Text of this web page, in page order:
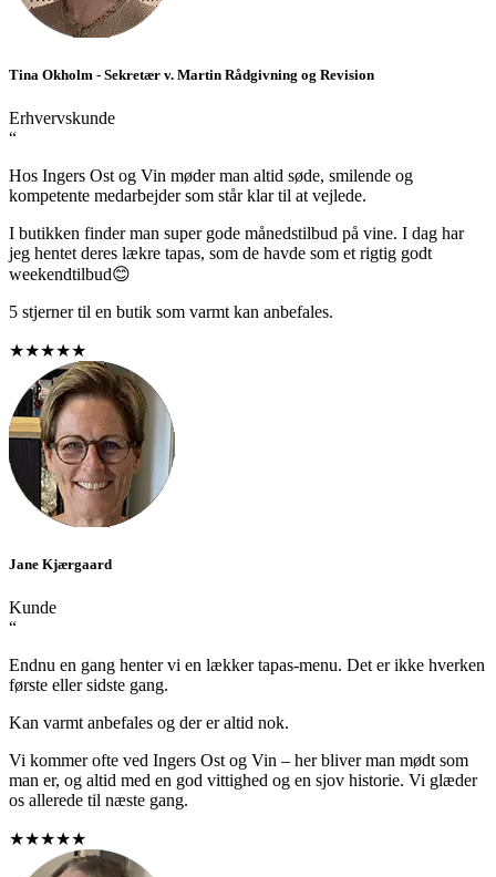
Tina Okholm - Sekretær v. Martin Rådgivning og Revision
Erhvervskunde
“
Hos Ingers Ost og Vin møder man altid søde, smilende og
kompetente medarbejder som står klar til at vejlede.
I butikken finder man super gode månedstilbud på vine. I dag har
jeg hentet deres lækre tapas, som de havde som et rigtig godt
weekendtilbud😊
5 stjerner til en butik som varmt kan anbefales.
★★★★★
Jane Kjærgaard
Kunde
“
Endnu en gang henter vi en lækker tapas-menu. Det er ikke hverken
første eller sidste gang.
Kan varmt anbefales og der er altid nok.
Vi kommer ofte ved Ingers Ost og Vin – her bliver man mødt som
man er, og altid med en god vittighed og en sjov historie. Vi glæder
os allerede til næste gang.
★★★★★